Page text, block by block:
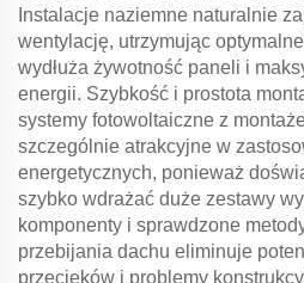
Instalacje naziemne naturalnie
wentylację, utrzymując
wydłuża żywotność paneli i
energii. Szybkość i prostota
systemy fotowoltaiczne z
szczególnie atrakcyjne w
energetycznych, ponieważ
szybko wdrażać duże zestawy
komponenty i sprawdzone
przebijania dachu eliminuje
przecieków i problemy